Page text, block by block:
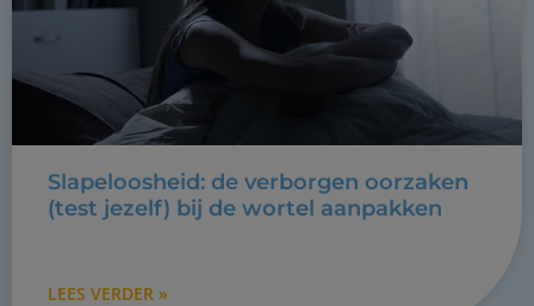
Slapeloosheid: de verborgen oorzaken
(test jezelf) bij de wortel aanpakken
LEES VERDER »